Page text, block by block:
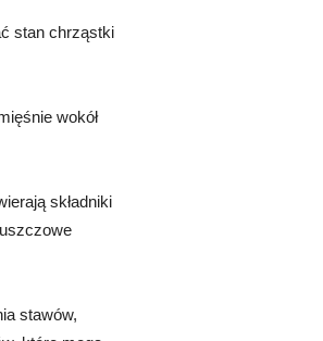
stan chrząstki
wokół
składniki
stawów,